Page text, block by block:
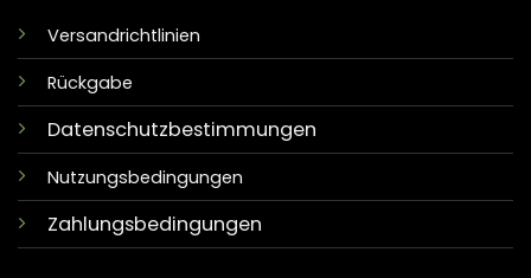
Versandrichtlinien
Rückgabe
Datenschutzbestimmungen
Nutzungsbedingungen
Zahlungsbedingungen